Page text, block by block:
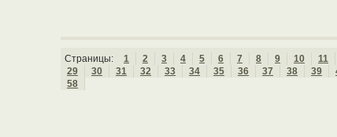
Страницы: 1 2 3 4 5 6 7 8 9 10 11
29
30 31 32 33 34 35 36 37 38 39
58